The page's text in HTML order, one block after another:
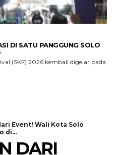
DI SATU PANGGUNG SOLO
(SKF) 2026 kembali digelar pada